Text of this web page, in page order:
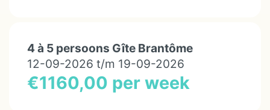
4 à 5 persoons Gîte Brantôme
12-09-2026 t/m 19-09-2026
€1160,00 per week